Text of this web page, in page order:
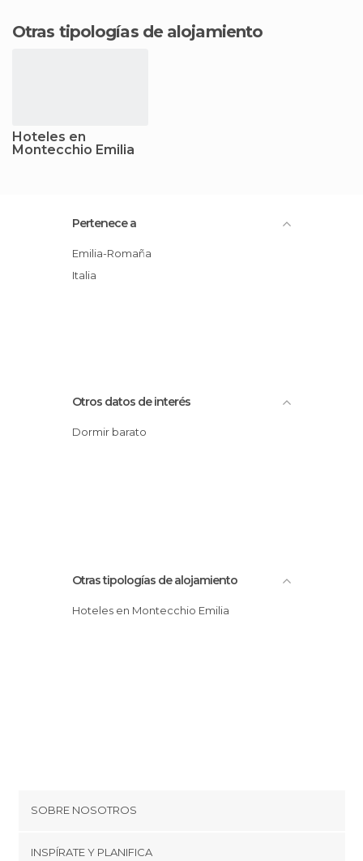
Otras tipologías de alojamiento
Hoteles en
Montecchio Emilia
Pertenece a
Emilia-Romaña
Italia
Otros datos de interés
Dormir barato
Otras tipologías de alojamiento
Hoteles en Montecchio Emilia
SOBRE NOSOTROS
Cookies
INSPÍRATE Y PLANIFICA